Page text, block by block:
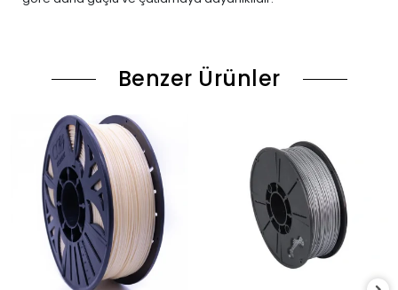
Benzer Ürünler